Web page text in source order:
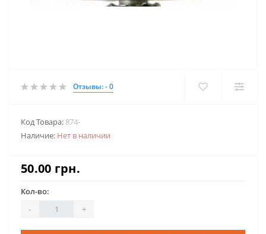
Отзывы: - 0
Код Товара: 874-
Наличие: Нет в наличии
50.00 грн.
Кол-во:
-
+